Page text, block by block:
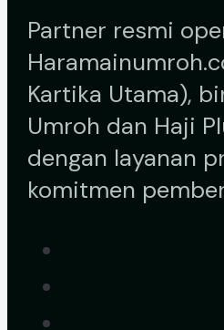
Partner resmi
Kartika Utama),
Umroh dan Haji
dengan layanan
komitmen